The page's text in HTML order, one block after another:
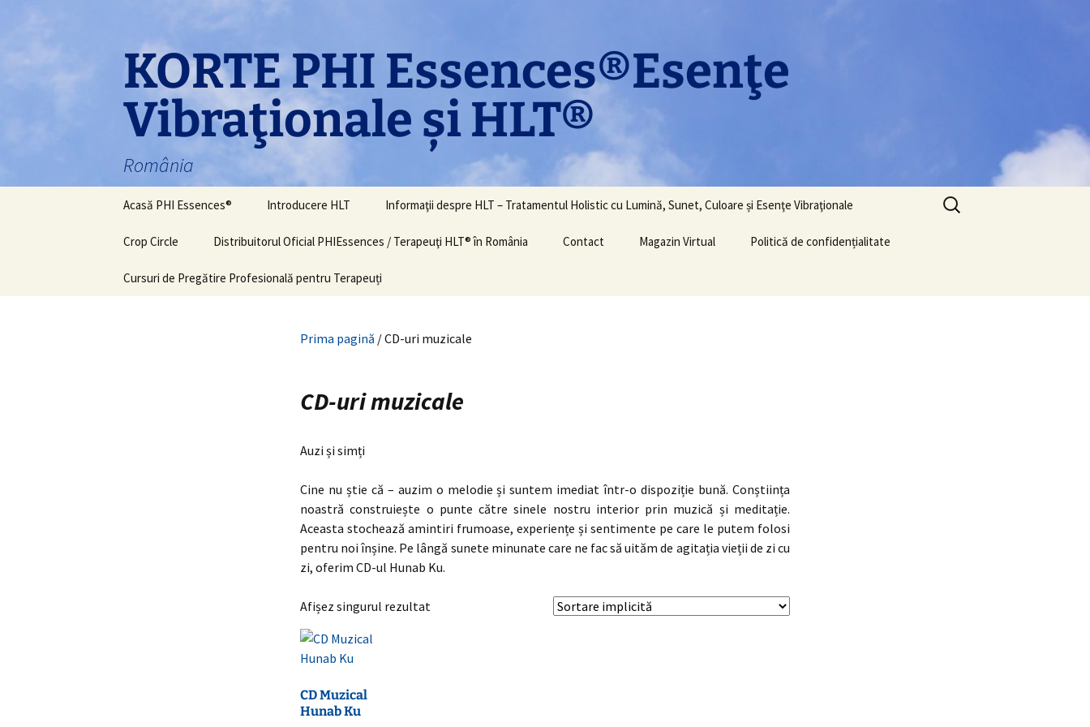
conținut
KORTE PHI Essences®Esenţe
Vibraţionale și HLT®
România
Acasă PHI Essences® Introducere HLT Informaţii despre HLT – Tratamentul Holistic cu Lumină, Sunet, Culoare și Esenţe Vibraţionale
Crop Circle Distribuitorul Oficial PHIEssences / Terapeuţi HLT® în România Contact Magazin Virtual Politică de confidențialitate
Cursuri de Pregătire Profesională pentru Terapeuți
Caută
după:
Prima pagină / CD-uri muzicale
CD-uri muzicale
Auzi și simți
Cine nu știe că – auzim o melodie și suntem imediat într-o dispoziție bună. Conștiința
noastră construiește o punte către sinele nostru interior prin muzică și meditație.
Aceasta stochează amintiri frumoase, experiențe și sentimente pe care le putem folosi
pentru noi înșine. Pe lângă sunete minunate care ne fac să uităm de agitația vieții de zi cu
zi, oferim CD-ul Hunab Ku.
Afișez singurul rezultat
CD Muzical
Hunab Ku